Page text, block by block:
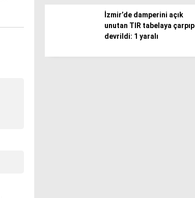
İzmir’de damperini açık
unutan TIR tabelaya çarpıp
devrildi: 1 yaralı